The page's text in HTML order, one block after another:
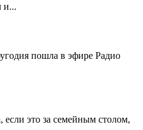
и...
пошла в эфире Радио
это за семейным столом,